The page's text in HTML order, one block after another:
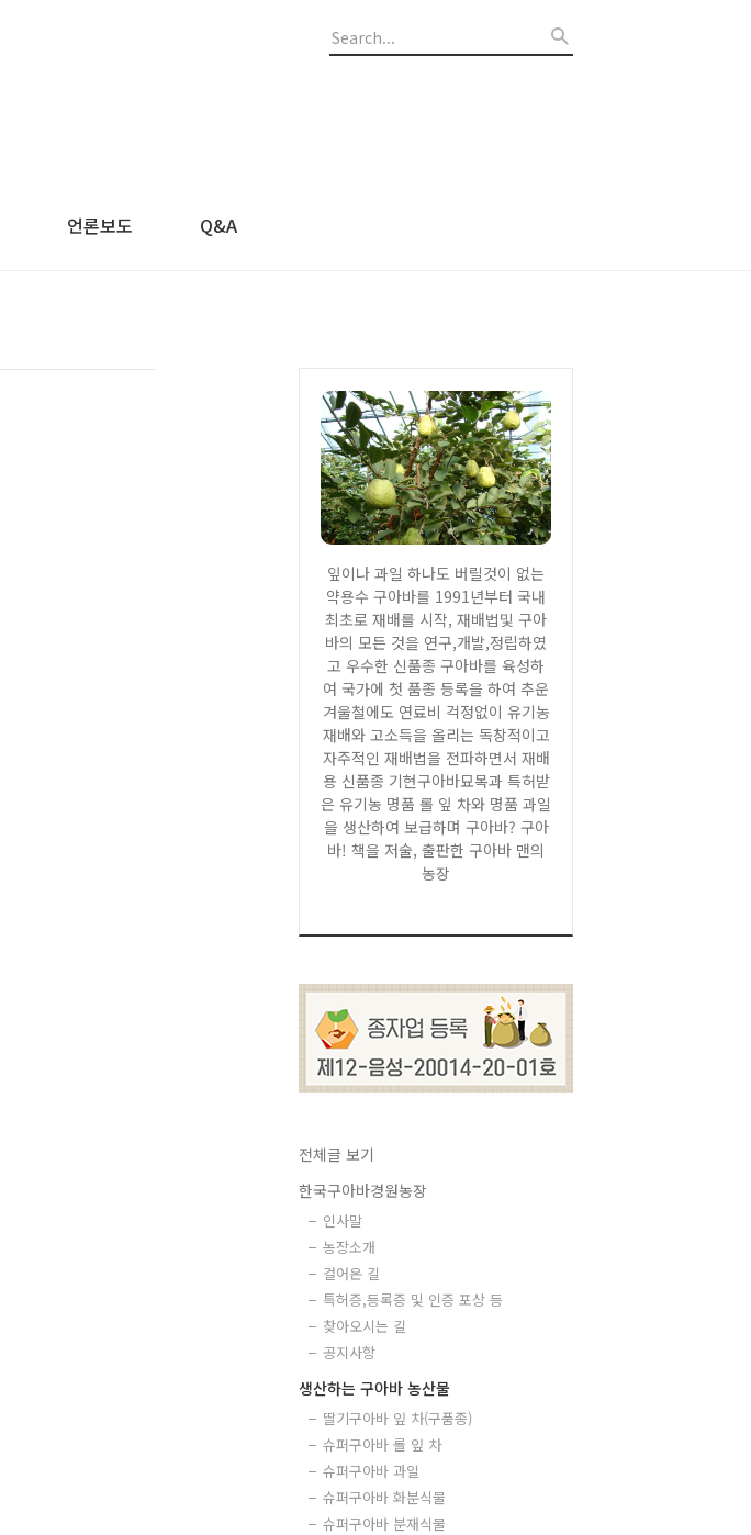
언론보도 Q&A
잎이나 과일 하나도 버릴것이 없는
약용수 구아바를 1991년부터 국내
최초로 재배를 시작, 재배법및 구아
바의 모든 것을 연구,개발,정립하였
고 우수한 신품종 구아바를 육성하
여 국가에 첫 품종 등록을 하여 추운
겨울철에도 연료비 걱정없이 유기농
재배와 고소득을 올리는 독창적이고
자주적인 재배법을 전파하면서 재배
용 신품종 기현구아바묘목과 특허받
은 유기농 명품 롤 잎 차와 명품 과일
을 생산하여 보급하며 구아바? 구아
바! 책을 저술, 출판한 구아바 맨의
농장
전체글 보기
한국구아바경원농장
인사말
농장소개
걸어온 길
특허증,등록증 및 인증 포상 등
찾아오시는 길
공지사항
생산하는 구아바 농산물
딸기구아바 잎 차(구품종)
슈퍼구아바 롤 잎 차
슈퍼구아바 과일
슈퍼구아바 화분식물
슈퍼구아바 분재식물